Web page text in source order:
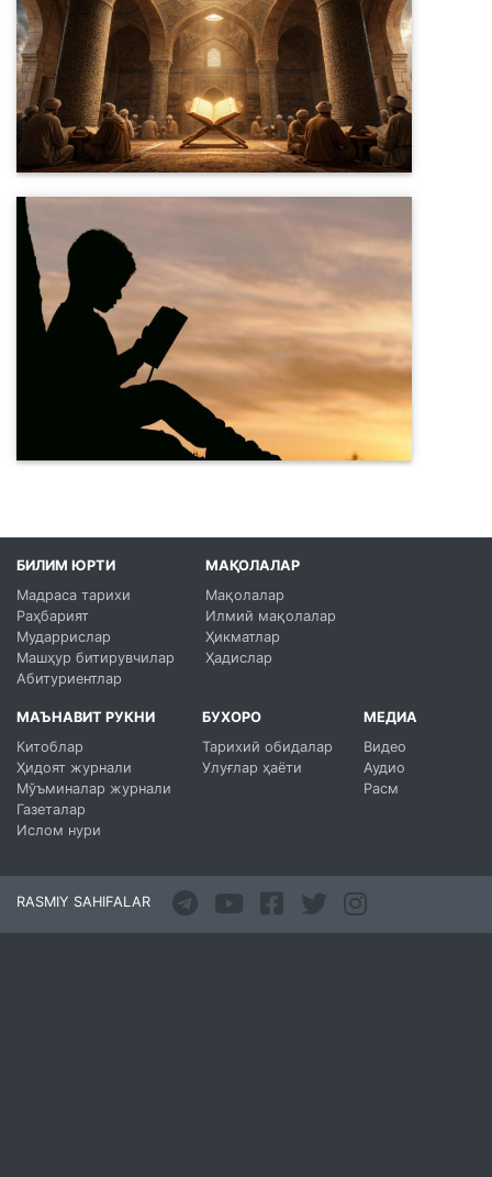
БИЛИМ ЮРТИ
Мадраса тарихи
Раҳбарият
Мударрислар
Машҳур битирувчилар
Абитуриентлар
МАҚОЛАЛАР
Мақолалар
Илмий мақолалар
Ҳикматлар
Ҳадислар
МАЪНАВИТ РУКНИ
Китоблар
Ҳидоят журнали
Мўъминалар журнали
Газеталар
Ислом нури
БУХОРО
Тарихий обидалар
Улуғлар ҳаёти
МЕДИА
Видео
Аудио
Расм
RASMIY SAHIFALAR